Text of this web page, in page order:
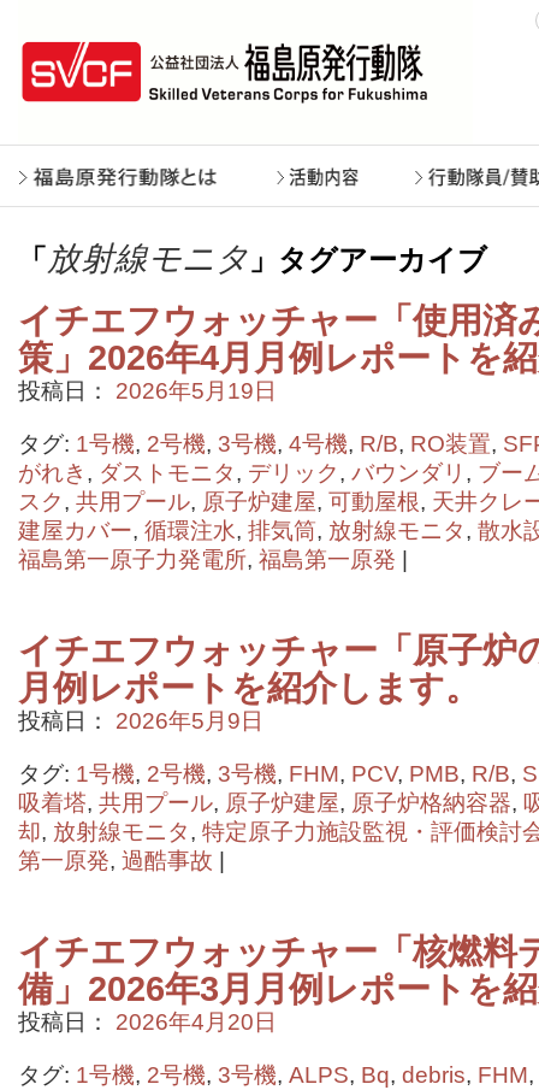
「 放射線モニタ 」タグアーカイブ
イチエフウォッチャー「使用済
策」2026年4月月例レポートを
投稿日： 2026年5月19日
タグ: 1号機, 2号機, 3号機, 4号機, R/B, RO装置,
がれき , ダストモニタ, デリック, バウンダリ , ブー
スク, 共用プール, 原子炉建屋, 可動屋根, 天井クレ
建屋カバー, 循環注水, 排気筒, 放射線モニタ, 散水
福島第一原子力発電所, 福島第一原発
イチエフウォッチャー「原子炉
月例レポートを紹介します。
投稿日： 2026年5月9日
タグ: 1号機, 2号機, 3号機, FHM, PCV, PMB, R/B,
吸着塔, 共用プール, 原子炉建屋, 原子炉格納容器,
却, 放射線モニタ, 特定原子力施設監視・評価検討
第一原発, 過酷事故
イチエフウォッチャー「核燃料
備」2026年3月月例レポートを
投稿日： 2026年4月20日
タグ: 1号機, 2号機, 3号機, ALPS, Bq, debris, FHM,